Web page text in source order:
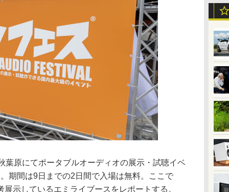
原にてポータブルオーディオの展示・試聴イベ
期間は9日までの2日間で入場は無料。ここで
示しているエミライブースをレポートする。